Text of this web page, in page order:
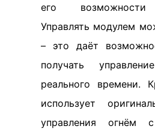
его возможности
Управлять модулем
– это даёт
получать
реального времени.
использует
управления огнём